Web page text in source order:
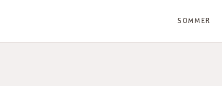
SOMMER